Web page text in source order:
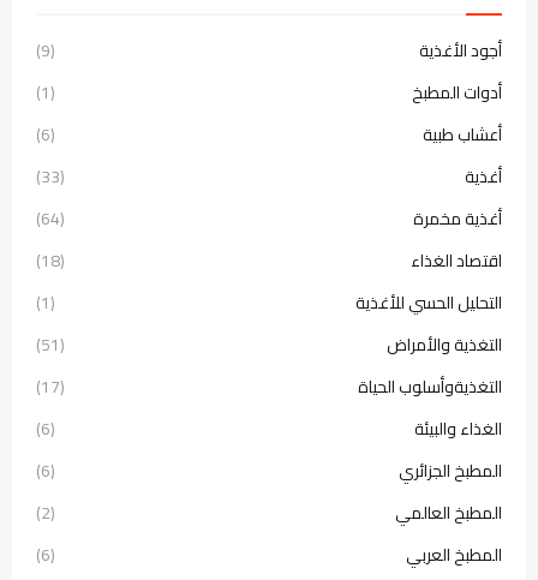
أجود الأغذية
(9)
أدوات المطبخ
(1)
أعشاب طبية
(6)
أغذية
(33)
أغذية مخمرة
(64)
اقتصاد الغذاء
(18)
التحليل الحسي للأغذية
(1)
التغذية والأمراض
(51)
التغذيةوأسلوب الحياة
(17)
الغذاء والبيئة
(6)
المطبخ الجزائري
(6)
المطبخ العالمي
(2)
المطبخ العربي
(6)